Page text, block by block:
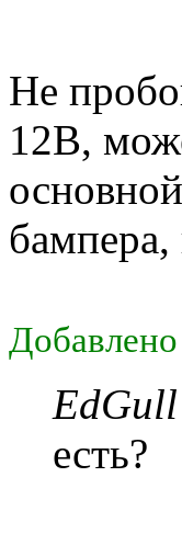
Не
12В,
бампера,
есть?